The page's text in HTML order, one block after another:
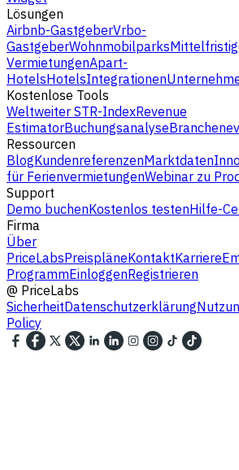
Lösungen
Airbnb-GastgeberVrbo-
GastgeberWohnmobilparks
VermietungenApart-
HotelsHotelsIntegrationen
Kostenlose Tools
Weltweiter STR-IndexRevenue
EstimatorBuchungsanalyse
Ressourcen
BlogKundenreferenzenMarktdaten
für FerienvermietungenWebinar zu
Support
Demo buchenKostenlos testenHilfe-
Firma
Über
PriceLabsPreispläneKontaktKarriere
ProgrammEinloggenRegistrieren
@ PriceLabs
SicherheitDatenschutzerklärung
Policy